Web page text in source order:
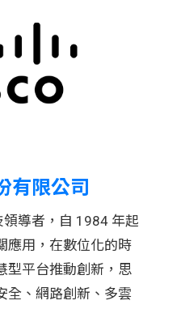
有限公司
導者，自 1984 年起
應用，在數位化的時
型平台推動創新，思
全、網路創新、多雲